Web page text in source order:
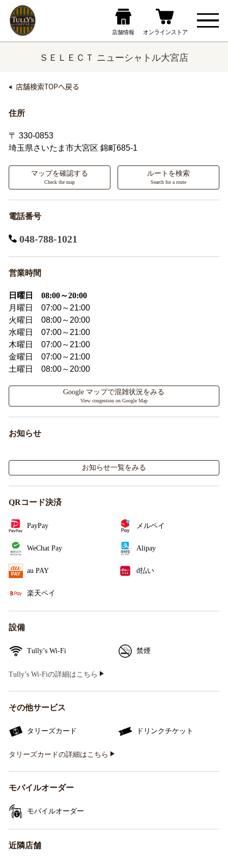
ＳＥＬＥＣＴ ニューシャトル大宮店
店舗検索TOPへ戻る
住所
〒 330-0853
埼玉県さいたま市大宮区錦町685-1
マップを確認する
Check the map
ルートを検索
Search for a route
電話番号
048-788-1021
営業時間
日曜日 08:00～20:00
月曜日 07:00～21:00
火曜日 08:00～20:00
水曜日 07:00～21:00
木曜日 07:00～21:00
金曜日 07:00～21:00
土曜日 08:00～20:00
Google マップで混雑状況をみる
View congestion on Google Map
お知らせ
お知らせ一覧をみる
QRコード決済
PayPay メルペイ
WeChat Pay Alipay
au PAY d払い
楽天ペイ
設備
Tully’s Wi-Fi 禁煙
Tully’s Wi-Fiの詳細はこちら
その他サービス
タリーズカード ドリンクチケット
タリーズカードの詳細はこちら
モバイルオーダー
モバイルオーダー
近隣店舗